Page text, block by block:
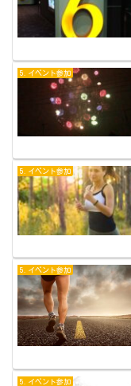
5.イベント参加
5.イベント参加
5.イベント参加
5.イベント参加